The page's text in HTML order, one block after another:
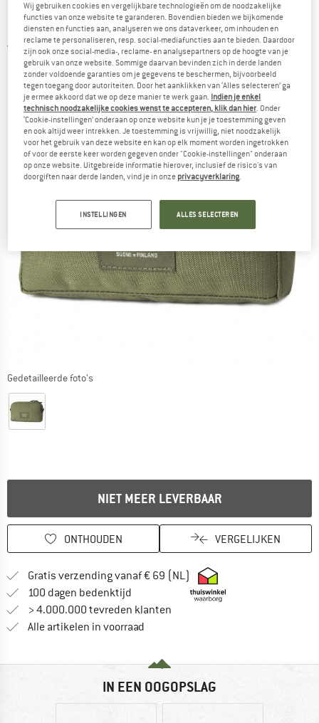
SAVOTTA - Horizontal Pouch - Pakzak
5,0(1)
Gedetailleerde foto's
NIET MEER LEVERBAAR
ONTHOUDEN VERGELIJKEN
Gratis verzending vanaf € 69 (NL) Vind hier de
100 dagen bedenktijd Vind de betalingsinformatie hier!
> 4.000.000 tevreden klanten
Alle artikelen in voorraad
IN EEN OOGOPSLAG
Wij gebruiken cookies en vergelijkbare technologieën om de noodzakelijke
functies van onze website te garanderen. Bovendien bieden we bijkomende
diensten en functies aan, analyseren we ons dataverkeer, om inhouden en
reclame te personaliseren, resp. social-mediafuncties aan te bieden. Daardoor
zijn ook onze social-media-, reclame- en analysepartners op de hoogte van je
gebruik van onze website. Sommige daarvan bevinden zich in derde landen
zonder voldoende garanties om je gegevens te beschermen, bijvoorbeeld
tegen toegang door autoriteiten. Door het aanklikken van ‘Alles selecteren’ ga
je ermee akkoord dat we op deze manier te werk gaan. Indien je enkel
technisch noodzakelijke cookies wenst te accepteren, klik dan hier. Onder
‘Cookie-instellingen’ onderaan op onze website kun je je toestemming geven
en ook altijd weer intrekken. Je toestemming is vrijwillig, niet noodzakelijk
voor het gebruik van deze website en kan op elk moment worden ingetrokken
of voor de eerste keer worden gegeven onder "Cookie-instellingen" onderaan
op onze website. Uitgebreide informatie hierover, inclusief de risico's van
doorgiften naar derde landen, vind je in onze privacyverklaring.
INSTELLINGEN ALLES SELECTEREN